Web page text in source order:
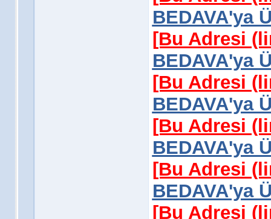
BEDAVA'ya
[Bu Adresi
BEDAVA'ya
[Bu Adresi
BEDAVA'ya
[Bu Adresi
BEDAVA'ya
[Bu Adresi
BEDAVA'ya
[Bu Adresi